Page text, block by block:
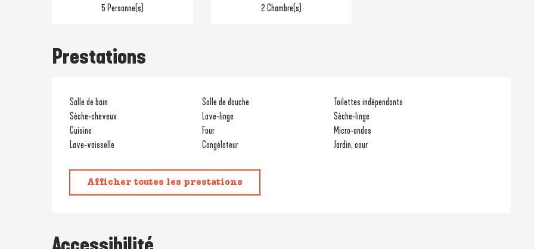
5 Personne(s) 2 Chambre(s)
Prestations
Salle de bain Salle de douche
Toilettes indépendants
Sèche-cheveux
Lave-linge
Sèche-linge
Cuisine
Four
Micro-ondes
Lave-vaisselle
Congélateur Jardin, cour
Afficher toutes les prestations